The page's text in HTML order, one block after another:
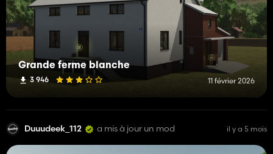
Grande ferme blanche
3 946 11 février 2026
Duuudeek_112 a mis à jour un mod il y a 5 mois